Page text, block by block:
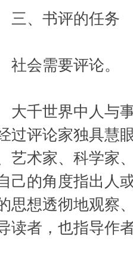
、书评的任务
会需要评论。
千世界中人与事
过评论家独具慧
艺术家、科学家
己的角度指出人
思想透彻地观察
读者，也指导作